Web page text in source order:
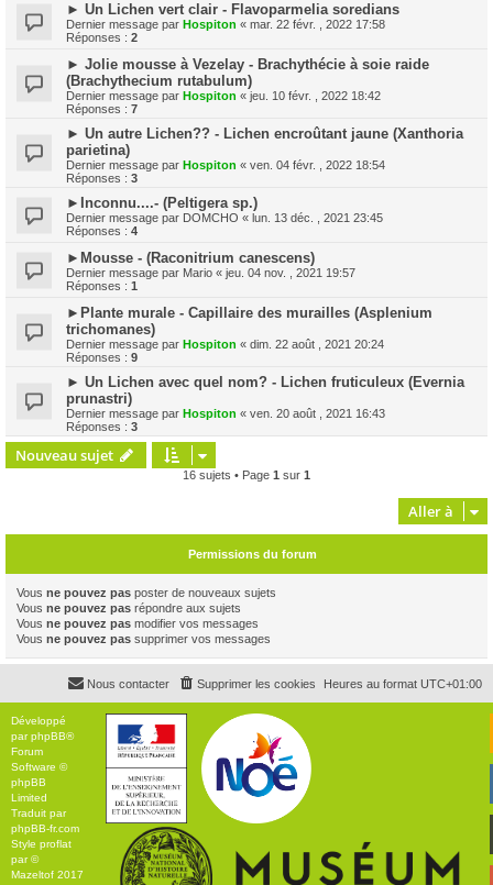
► Un Lichen vert clair - Flavoparmelia soredians
Dernier message par Hospiton « mar. 22 févr. , 2022 17:58
Réponses : 2
► Jolie mousse à Vezelay - Brachythécie à soie raide
(Brachythecium rutabulum)
Dernier message par Hospiton « jeu. 10 févr. , 2022 18:42
Réponses : 7
► Un autre Lichen?? - Lichen encroûtant jaune (Xanthoria
parietina)
Dernier message par Hospiton « ven. 04 févr. , 2022 18:54
Réponses : 3
►Inconnu....- (Peltigera sp.)
Dernier message par DOMCHO « lun. 13 déc. , 2021 23:45
Réponses : 4
►Mousse - (Raconitrium canescens)
Dernier message par Mario « jeu. 04 nov. , 2021 19:57
Réponses : 1
►Plante murale - Capillaire des murailles (Asplenium
trichomanes)
Dernier message par Hospiton « dim. 22 août , 2021 20:24
Réponses : 9
► Un Lichen avec quel nom? - Lichen fruticuleux (Evernia
prunastri)
Dernier message par Hospiton « ven. 20 août , 2021 16:43
Réponses : 3
Nouveau sujet
16 sujets • Page 1 sur 1
Aller à
Permissions du forum
Vous ne pouvez pas poster de nouveaux sujets
Vous ne pouvez pas répondre aux sujets
Vous ne pouvez pas modifier vos messages
Vous ne pouvez pas supprimer vos messages
Heures au format UTC+01:00
Supprimer les cookies
Nous contacter
Développé
parphpBB®
Forum
Software ©
phpBB
Limited
Traduit par
phpBB-fr.com
Style proflat
par ©
Mazeltof 2017